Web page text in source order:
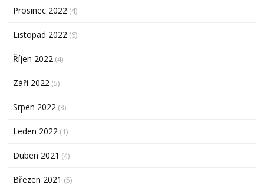
Prosinec 2022 (4)
Listopad 2022 (6)
Říjen 2022 (4)
Září 2022 (5)
Srpen 2022 (3)
Leden 2022 (1)
Duben 2021 (4)
Březen 2021 (5)